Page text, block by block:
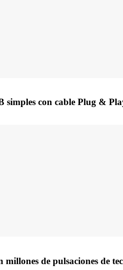
simples con cable Plug &
millones de pulsaciones de